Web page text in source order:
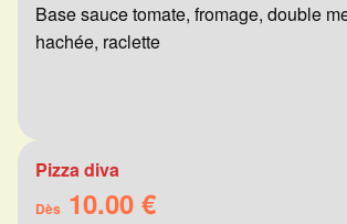
Base sauce tomate, fromage, double
hachée, raclette
Pizza diva
Dès 10.00 €